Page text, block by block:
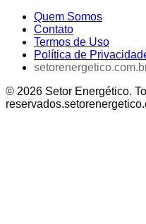
Quem Somos
Contato
Termos de Uso
Política de
© 2026 Setor Energético.
reservados.